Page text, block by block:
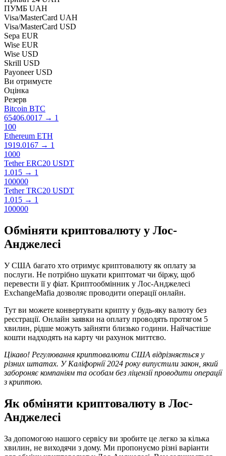
ПУМБ UAH
Visa/MasterCard UAH
Visa/MasterCard USD
Sepa EUR
Wise EUR
Wise USD
Skrill USD
Payoneer USD
Ви отримуєте
Оцінка
Резерв
Bitcoin BTC
65406.0017 → 1
100
Ethereum ETH
1919.0167 → 1
1000
Tether ERC20 USDT
1.015 → 1
100000
Tether TRC20 USDT
1.015 → 1
100000
Обміняти кри​птовалюту у Лос-
Анджелесі
У США багато хто отримує криптовалюту як оплату за
послуги. Не потрібно шукати криптомат чи біржу, щоб
перевести її у фіат. Криптообмінник у Лос-Анджелесі
ExchangeMafia дозволяє проводити операції онлайн.
Тут ви можете конвертувати крипту у будь-яку валюту без
реєстрації. Онлайн заявки на оплату проводять протягом 5
хвилин, рідше можуть зайняти близько години. Найчастіше
кошти надходять на карту чи рахунок миттєво.
Цікаво! Регулювання криптовалюти США відрізняється у
різних штатах. У Каліфорнії 2024 року випустили закон, який
забороняє компаніям та особам без ліцензії проводити операції
з криптою.
Як обміняти криптовалюту в Лос-
Анджелесі
За допомогою нашого сервісу ви зробите це легко за кілька
хвилин, не виходячи з дому. Ми пропонуємо різні варіанти